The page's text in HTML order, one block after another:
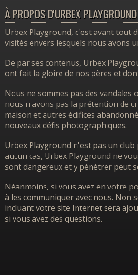
À PROPOS D'URBEX PLAYGROUND
Urbex Playground, c'est avant tout
visités envers lesquels nous avons
De par ses contenus, Urbex
ont fait la gloire de nos pères et
Nous ne sommes pas des vandales
nous n'avons pas la prétention de
maison et autres édifices
nouveaux défis photographiques.
Urbex Playground n'est pas un
aucun cas, Urbex Playground ne
sont dangereux et y pénétrer peut
Néanmoins, si vous avez en votre
à les communiquer avec nous. Non
incluant votre site Internet sera
si vous avez des questions.